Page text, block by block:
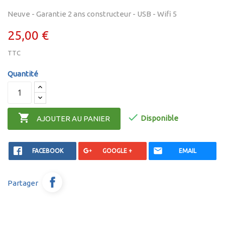
Neuve - Garantie 2 ans constructeur - USB - Wifi 5
25,00 €
TTC
Quantité
 AJOUTER AU PANIER  Disponible
FACEBOOK GOOGLE + EMAIL
Partager